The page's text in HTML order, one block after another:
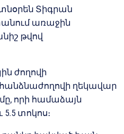
Տիգրան
առաջին
թվով
ժողովի
ղեկավար
որի համաձայն
տոկոս։